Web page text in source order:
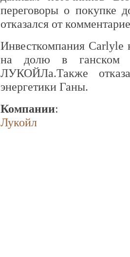
переговоры о покупке
отказался от
Инвесткомпания Carlyle
на долю в ганском
ЛУКОЙЛа.Также
энергетики Ганы.
Компании:
Лукойл